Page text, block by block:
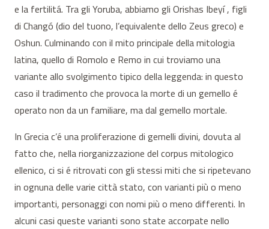
e la fertilitá. Tra gli Yoruba, abbiamo gli Orishas Ibeyí , figli
di Changó (dio del tuono, l’equivalente dello Zeus greco) e
Oshun. Culminando con il mito principale della mitologia
latina, quello di Romolo e Remo in cui troviamo una
variante allo svolgimento tipico della leggenda: in questo
caso il tradimento che provoca la morte di un gemello é
operato non da un familiare, ma dal gemello mortale.
In Grecia c’é una proliferazione di gemelli divini, dovuta al
fatto che, nella riorganizzazione del corpus mitologico
ellenico, ci si é ritrovati con gli stessi miti che si ripetevano
in ognuna delle varie città stato, con varianti più o meno
importanti, personaggi con nomi più o meno differenti. In
alcuni casi queste varianti sono state accorpate nello